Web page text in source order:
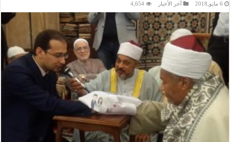
6 مايو,2018 أخر الأخبار 4,654